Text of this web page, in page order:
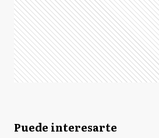
Puede interesarte